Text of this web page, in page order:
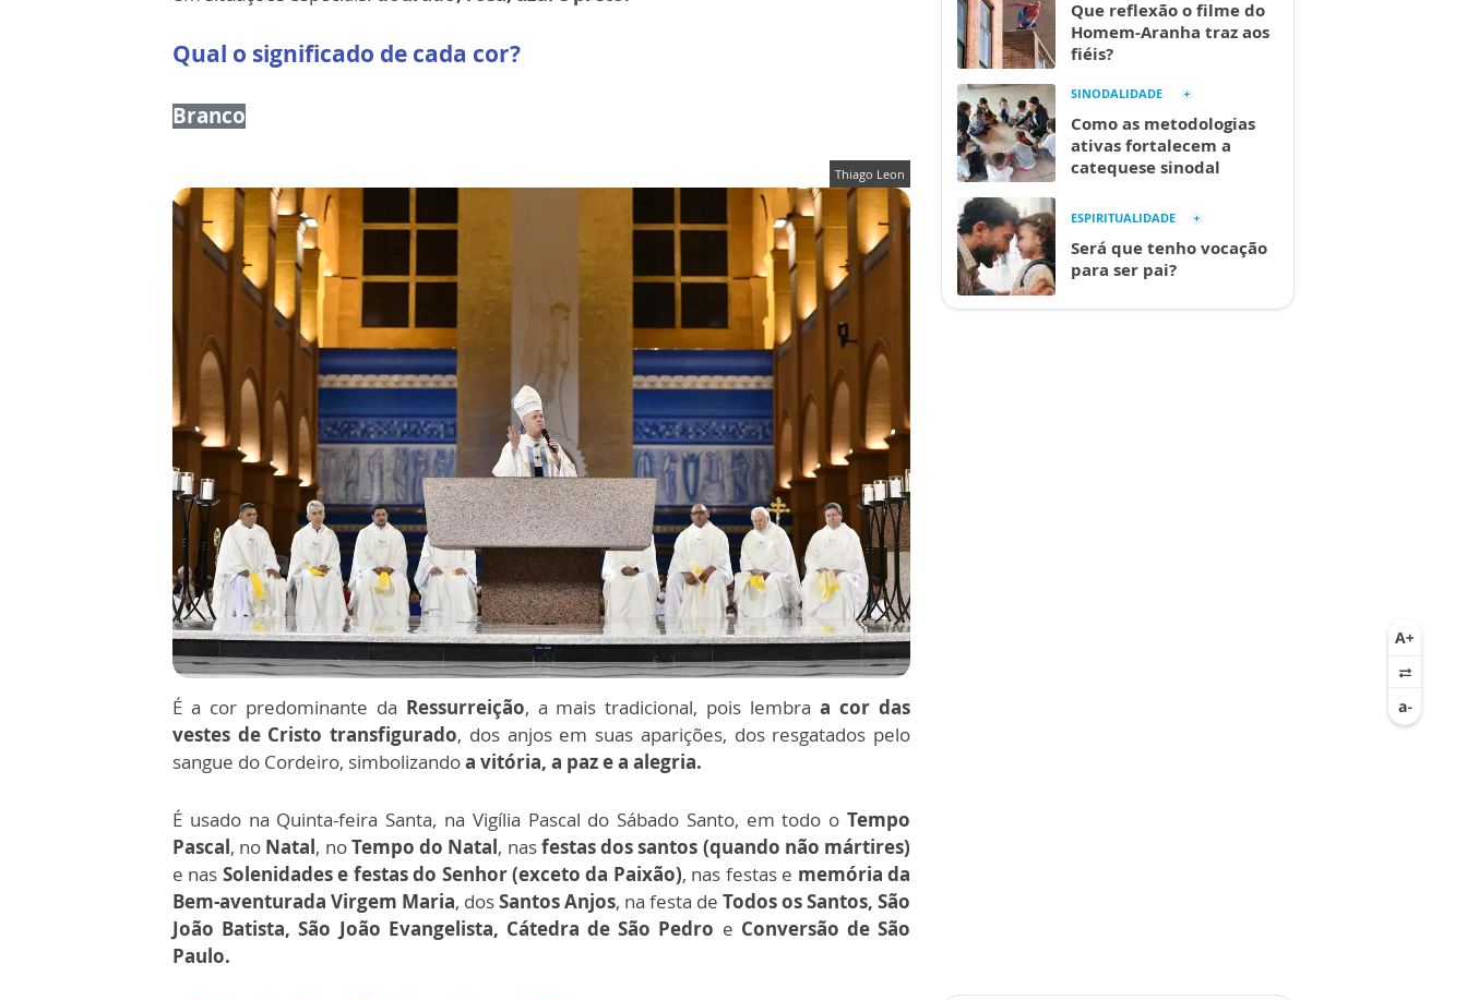
Qual o significado de cada cor?
Branco
Thiago Leon
É a cor predominante da Ressurreição, a mais tradicional, pois lembraa cor das
vestes de Cristo transfigurado, dos anjos em suas aparições, dos resgatados pelo
sangue do Cordeiro, simbolizandoa vitória, a paz e a alegria.
É usado na Quinta-feira Santa, na Vigília Pascal do Sábado Santo, em todo o Tempo
Pascal, no Natal, noTempo do Natal, nasfestas dos santos (quando não mártires)
e nas Solenidades e festas do Senhor (exceto da Paixão), nas festas e memória da
Bem-aventurada Virgem Maria, dosSantos Anjos, na festa de Todos os Santos, São
João Batista, São João Evangelista, Cátedra de São Pedro e Conversão de São
Paulo.
Que reflexão o filme do
Homem-Aranha traz aos
fiéis?
SINODALIDADE
Como as metodologias
ativas fortalecem a
catequese sinodal
ESPIRITUALIDADE
Será que tenho vocação
para ser pai?